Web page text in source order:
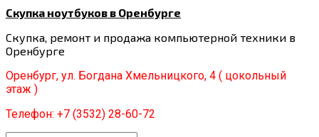
Перейти
контенту
Скупка ноутбуков в Оренбурге
Скупка, ремонт и продажа компьютерной техники в
Оренбурге
Оренбург, ул. Богдана Хмельницкого, 4 ( цокольный
этаж )
Телефон: +7 (3532) 28-60-72